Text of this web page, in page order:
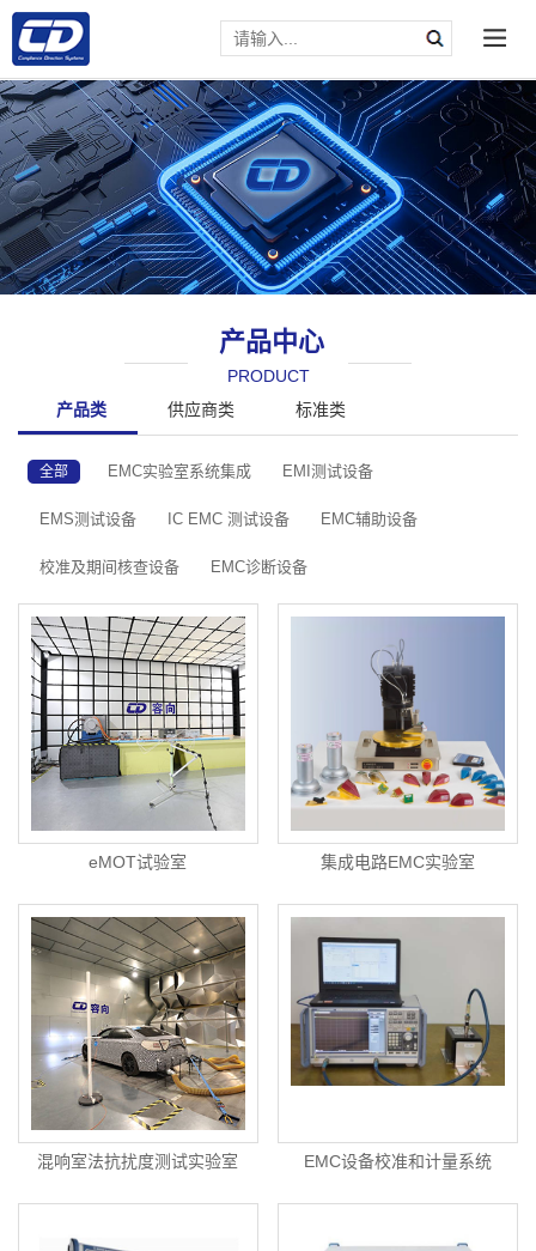
产品中心
请输入文本内容
PRODUCT
产品类
全部 EMC实验室系统集成 EMI测试设备
EMS测试设备 IC EMC 测试设备 EMC辅助设备
校准及期间核查设备 EMC诊断设备
供应商类 标准类
eMOT试验室 集成电路EMC实验室
混响室法抗扰度测试实验室 EMC设备校准和计量系统